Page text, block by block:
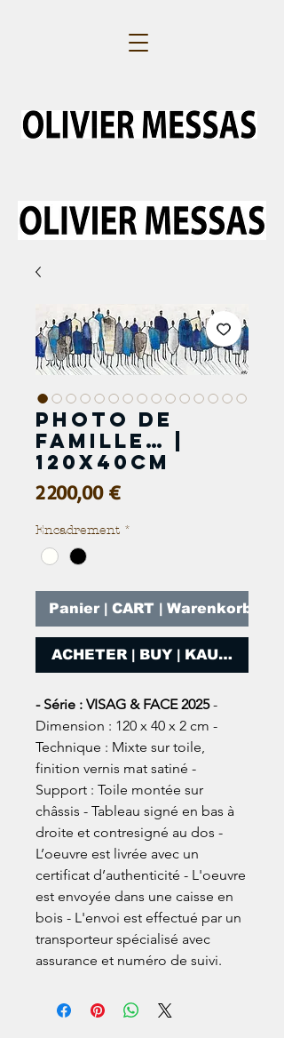
Photo de
famille… |
120x40cm
2 200,00 €Prix
Encadrement *
Panier | CART | Warenkorb
ACHETER | BUY | KAUFEN
- Série : VISAG & FACE 2025-
Dimension : 120 x 40 x 2 cm -
Technique : Mixte sur toile,
finition vernis mat satiné -
Support : Toile montée sur
châssis - Tableau signé en bas à
droite et contresigné au dos -
L’oeuvre est livrée avec un
certificat d’authenticité - L'oeuvre
est envoyée dans une caisse en
bois - L'envoi est effectué par un
transporteur spécialisé avec
assurance et numéro de suivi.